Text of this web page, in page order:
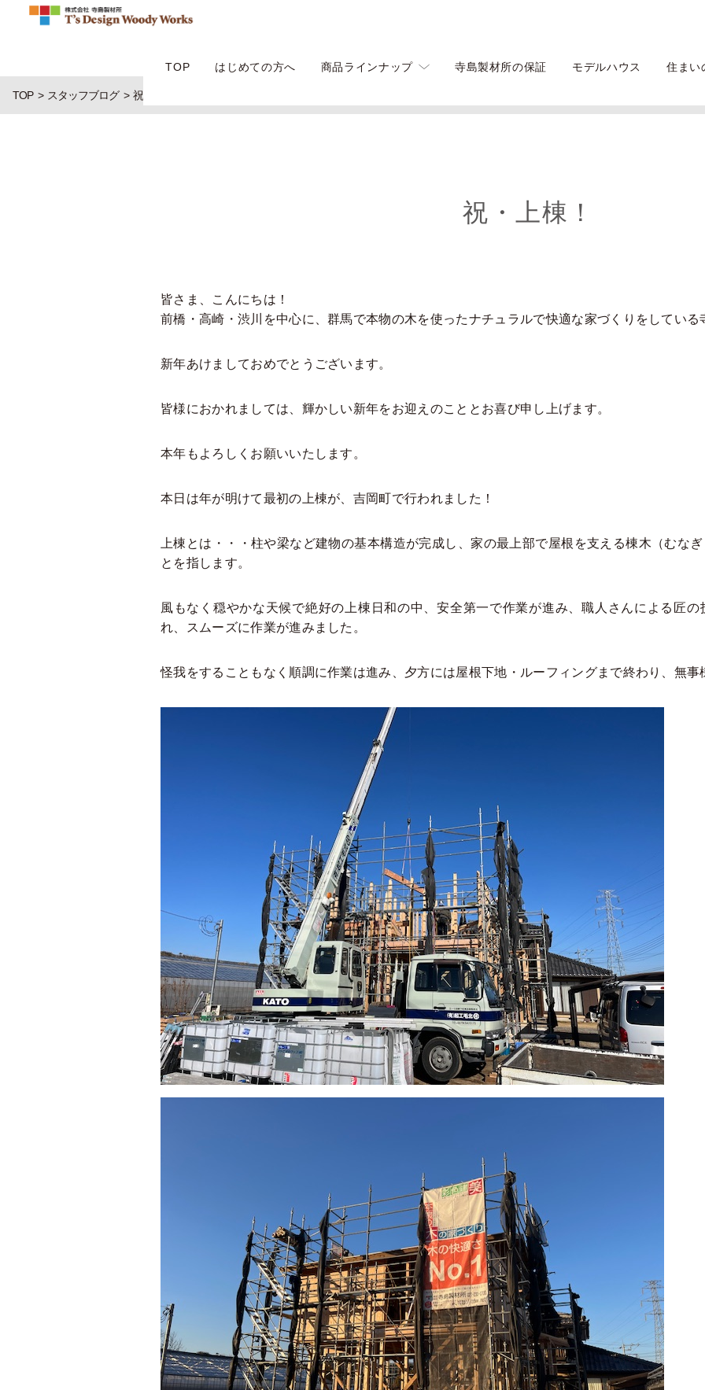
TOP はじめての方へ 商品ラインナップ 寺島製材所の保証 モデルハウス 住まい
TOP スタッフブログ 祝・上棟！
祝・上棟！
皆さま、こんにちは！
前橋・高崎・渋川を中心に、群馬で本物の木を使ったナチュラルで快適な家づくりをしている
新年あけましておめでとうございます。
皆様におかれましては、輝かしい新年をお迎えのこととお喜び申し上げます。
本年もよろしくお願いいたします。
本日は年が明けて最初の上棟が、吉岡町で行われました！
上棟とは・・・柱や梁など建物の基本構造が完成し、家の最上部で屋根を支える棟木（むな
とを指します。
風もなく穏やかな天候で絶好の上棟日和の中、安全第一で作業が進み、職人さんによる匠
れ、スムーズに作業が進みました。
怪我をすることもなく順調に作業は進み、夕方には屋根下地・ルーフィングまで終わり、無事